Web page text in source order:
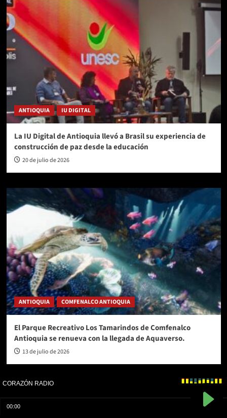
ANTIOQUIA IU DIGITAL
La IU Digital de Antioquia llevó a Brasil su experiencia de
construcción de paz desde la educación
20 de julio de 2026
ANTIOQUIA COMFENALCO ANTIOQUIA
El Parque Recreativo Los Tamarindos de Comfenalco
Antioquia se renueva con la llegada de Aquaverso.
13 de julio de 2026